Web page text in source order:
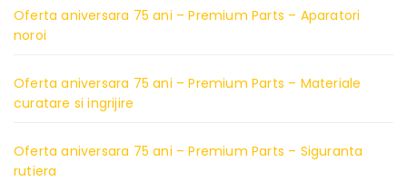
Oferta aniversara 75 ani – Premium Parts – Aparatori
noroi
Oferta aniversara 75 ani – Premium Parts – Materiale
curatare si ingrijire
Oferta aniversara 75 ani – Premium Parts – Siguranta
rutiera